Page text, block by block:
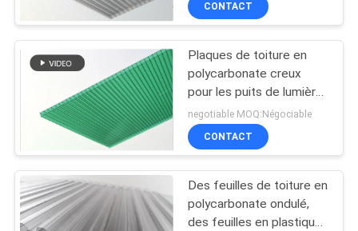
SITE
PRIVACY
POLICY
CONTACT
Plaques de toiture en
polycarbonate creux
pour les puits de lumière,
serre agricole
negotiable MOQ:Négociable
CONTACT
Des feuilles de toiture en
polycarbonate ondulé,
des feuilles en plastique